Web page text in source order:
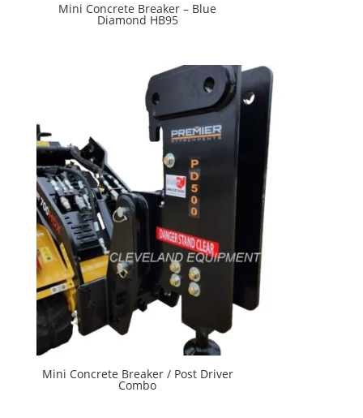
Mini Concrete Breaker – Blue
Diamond HB95
Mini Concrete Breaker / Post Driver
Combo